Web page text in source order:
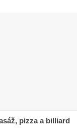
pizza a billiard